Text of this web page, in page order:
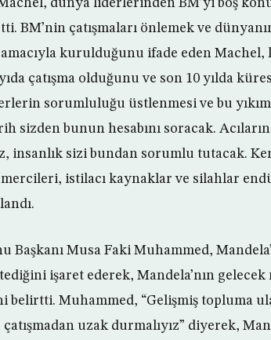
dünya liderlerinden BM’yi boş
BM’nin çatışmaları önlemek ve
kurulduğunu ifade eden Machel,
çatışma olduğunu ve son 10 yılda
sorumluluğu üstlenmesi ve bu
sizden bunun hesabını soracak.
insanlık sizi bundan sorumlu tutacak.
istilacı kaynaklar ve silahlar
Başkanı Musa Faki Muhammed,
işaret ederek, Mandela’nın
belirtti. Muhammed, “Gelişmiş topluma
uzak durmalıyız” diyerek,